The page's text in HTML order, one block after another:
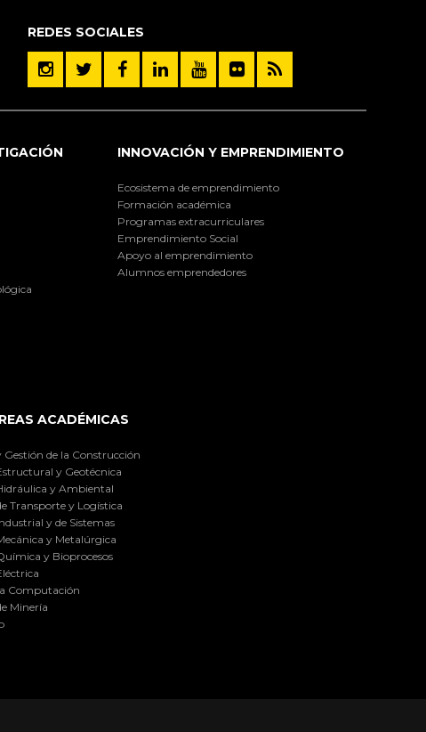
REDES SOCIALES
INNOVACIÓN Y EMPRENDIMIENTO
Ecosistema de emprendimiento
Formación académica
Programas extracurriculares
Emprendimiento Social
Apoyo al emprendimiento
Alumnos emprendedores
ACADÉMICAS
de la Construcción
y Geotécnica
y Ambiental
Transporte y Logística
y de Sistemas
y Metalúrgica
y Bioprocesos
Computación
Minería